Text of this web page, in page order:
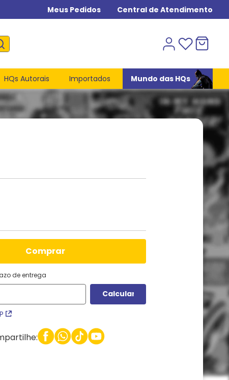
Meus Pedidos Central de Atendimento
HQs Autorais Importados Mundo das HQs
comprar
de entrega